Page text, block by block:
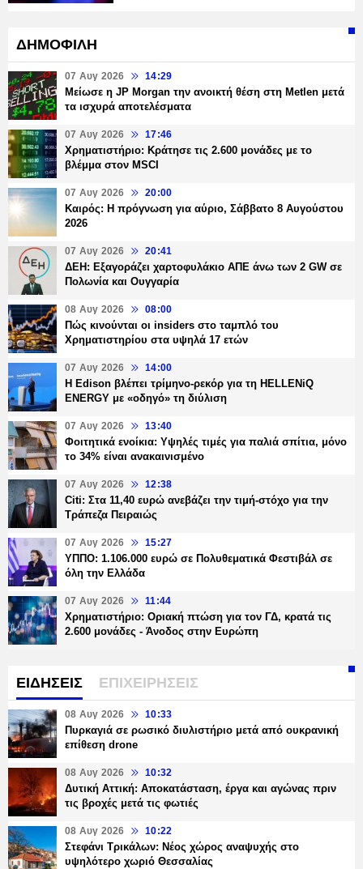
ΔΗΜΟΦΙΛΗ
07 Αυγ 2026 14:29
Μείωσε η JP Morgan την ανοικτή θέση στη Metlen μετά
τα ισχυρά αποτελέσματα
07 Αυγ 2026 17:46
Χρηματιστήριο: Κράτησε τις 2.600 μονάδες με το
βλέμμα στον MSCI
07 Αυγ 2026 20:00
Καιρός: Η πρόγνωση για αύριο, Σάββατο 8 Αυγούστου
2026
07 Αυγ 2026 20:41
ΔΕΗ: Εξαγοράζει χαρτοφυλάκιο ΑΠΕ άνω των 2 GW σε
Πολωνία και Ουγγαρία
08 Αυγ 2026 08:00
Πώς κινούνται οι insiders στο ταμπλό του
Χρηματιστηρίου στα υψηλά 17 ετών
07 Αυγ 2026 14:00
Η Edison βλέπει τρίμηνο-ρεκόρ για τη HELLENiQ
ENERGY με «οδηγό» τη διύλιση
07 Αυγ 2026 13:40
Φοιτητικά ενοίκια: Υψηλές τιμές για παλιά σπίτια, μόνο
το 34% είναι ανακαινισμένο
07 Αυγ 2026 12:38
Citi: Στα 11,40 ευρώ ανεβάζει την τιμή-στόχο για την
Τράπεζα Πειραιώς
07 Αυγ 2026 15:27
ΥΠΠΟ: 1.106.000 ευρώ σε Πολυθεματικά Φεστιβάλ σε
όλη την Ελλάδα
07 Αυγ 2026 11:44
Χρηματιστήριο: Οριακή πτώση για τον ΓΔ, κρατά τις
2.600 μονάδες - Άνοδος στην Ευρώπη
ΕΙΔΗΣΕΙΣ ΕΠΙΧΕΙΡΗΣΕΙΣ
08 Αυγ 2026 10:33
Πυρκαγιά σε ρωσικό διυλιστήριο μετά από ουκρανική
επίθεση drone
08 Αυγ 2026 10:32
Δυτική Αττική: Αποκατάσταση, έργα και αγώνας πριν
τις βροχές μετά τις φωτιές
08 Αυγ 2026 10:22
Στεφάνι Τρικάλων: Νέος χώρος αναψυχής στο
υψηλότερο χωριό Θεσσαλίας